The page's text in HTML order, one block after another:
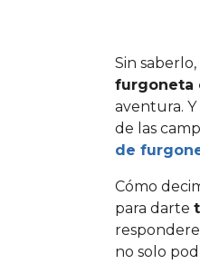
Sin
furgoneta
aventura.
de las
de
Cómo
para darte
no solo